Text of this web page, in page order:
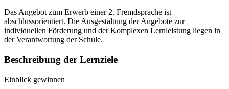
Das Angebot zum Erwerb einer 2. Fremdsprache ist
abschlussorientiert. Die Ausgestaltung der Angebote zur
individuellen Förderung und der Komplexen Lernleistung liegen in
der Verantwortung der Schule.
Beschreibung der Lernziele
Einblick gewinnen